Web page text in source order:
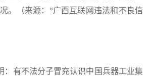
。（来源：“广西互联网违法和不良信
：有不法分子冒充认识中国兵器工业集